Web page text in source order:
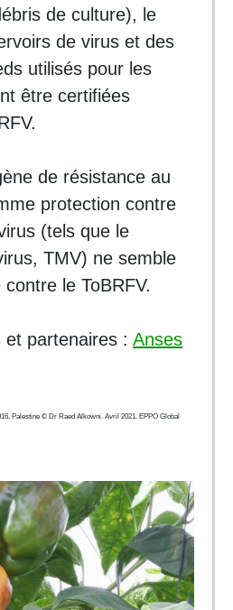
de culture), le
de virus et des
utilisés pour les
être certifiées
de résistance au
protection contre
(tels que le
TMV) ne semble
le ToBRFV.
et partenaires :Anses
Palestine © Dr Raed Alkowni. Avril 2021. EPPO Global